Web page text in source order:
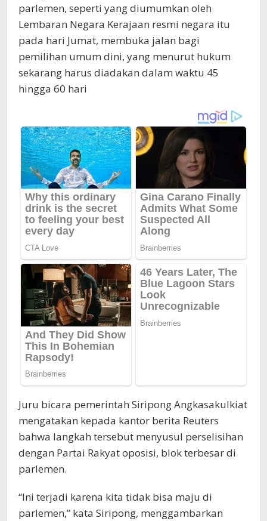
parlemen, seperti yang diumumkan oleh
Lembaran Negara Kerajaan resmi negara itu
pada hari Jumat, membuka jalan bagi
pemilihan umum dini, yang menurut hukum
sekarang harus diadakan dalam waktu 45
hingga 60 hari
Juru bicara pemerintah Siripong Angkasakulkiat
mengatakan kepada kantor berita Reuters
bahwa langkah tersebut menyusul perselisihan
dengan Partai Rakyat oposisi, blok terbesar di
parlemen.
“Ini terjadi karena kita tidak bisa maju di
parlemen,” kata Siripong, menggambarkan